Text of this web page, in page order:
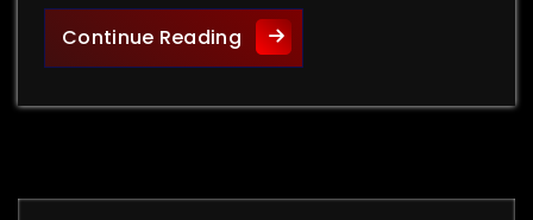
Continue ReadingBelajar dari 825 Sapi